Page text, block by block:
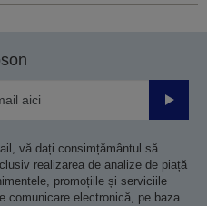
vă dați consimțământul să
realizarea de analize de piață
promoțiile și serviciile
comunicare electronică, pe baza